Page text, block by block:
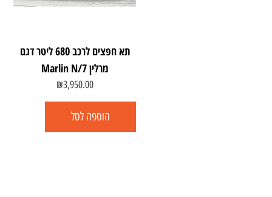
תא חפצים לרכב 680 ליטר דגם
מרלין Marlin N/7
₪3,950.00
הוספה לסל